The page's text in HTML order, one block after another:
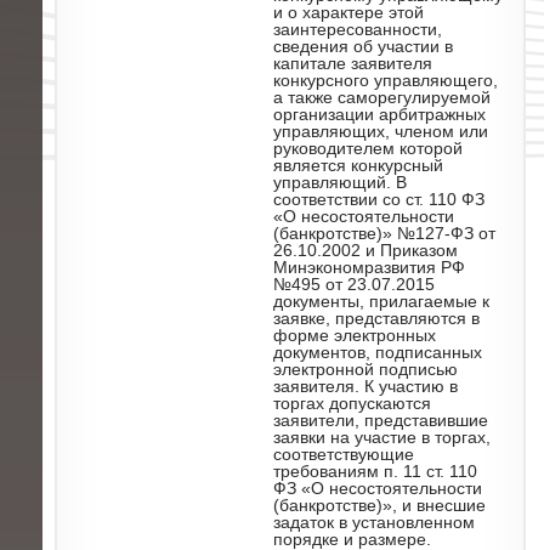
и о характере этой
заинтересованности,
сведения об участии в
капитале заявителя
конкурсного управляющего,
а также саморегулируемой
организации арбитражных
управляющих, членом или
руководителем которой
является конкурсный
управляющий. В
соответствии со ст. 110 ФЗ
«О несостоятельности
(банкротстве)» №127-ФЗ от
26.10.2002 и Приказом
Минэкономразвития РФ
№495 от 23.07.2015
документы, прилагаемые к
заявке, представляются в
форме электронных
документов, подписанных
электронной подписью
заявителя. К участию в
торгах допускаются
заявители, представившие
заявки на участие в торгах,
соответствующие
требованиям п. 11 ст. 110
ФЗ «О несостоятельности
(банкротстве)», и внесшие
задаток в установленном
порядке и размере.